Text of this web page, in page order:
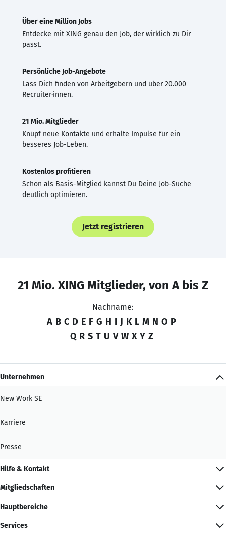
Über eine Million Jobs
Entdecke mit XING genau den Job, der wirklich zu Dir
passt.
Persönliche Job-Angebote
Lass Dich finden von Arbeitgebern und über 20.000
Recruiter·innen.
21 Mio. Mitglieder
Knüpf neue Kontakte und erhalte Impulse für ein
besseres Job-Leben.
Kostenlos profitieren
Schon als Basis-Mitglied kannst Du Deine Job-Suche
deutlich optimieren.
Jetzt registrieren
21 Mio. XING Mitglieder, von A bis Z
Nachname:
A B C D E F G H I J K L M N O P
Q R S T U V W X Y Z
Unternehmen
New Work SE
Karriere
Presse
Hilfe & Kontakt
Mitgliedschaften
Hauptbereiche
Services